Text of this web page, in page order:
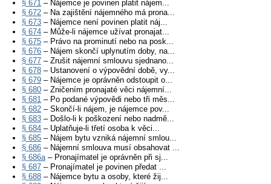
§ 671 – Nájemce je povinen platit nájem...
§ 672 – Na zajištění nájemného má prona...
§ 673 – Nájemce není povinen platit náj...
§ 674 – Může-li nájemce užívat pronajat...
§ 675 – Právo na prominutí nebo na posk...
§ 676 – Nájem skončí uplynutím doby, na...
§ 677 – Zrušit nájemní smlouvu sjednano...
§ 678 – Ustanovení o výpovědní době, vy...
§ 679 – Nájemce je oprávněn odstoupit o...
§ 680 – Zničením pronajaté věci nájemní...
§ 681 – Po podané výpovědi nebo tři měs...
§ 682 – Skončí-li nájem, je nájemce pov...
§ 683 – Došlo-li k poškození nebo nadmě...
§ 684 – Uplatňuje-li třetí osoba k věci...
§ 685 – Nájem bytu vzniká nájemní smlou...
§ 686 – Nájemní smlouva musí obsahovat ...
§ 686a– Pronajímatel je oprávněn při sj...
§ 687 – Pronajímatel je povinen předat ...
§ 688 – Nájemce bytu a osoby, které žij...